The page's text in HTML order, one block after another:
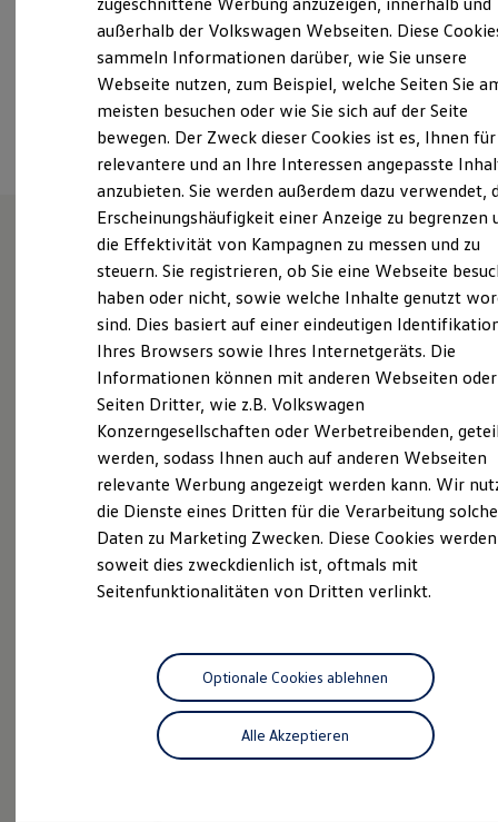
Service-Vorteile bei Volkswagen Nutzfahrzeuge
ServicePlus
Economy Service
Räder & Reifen Service
Ersatzfahrzeuge
Notdienst und Pannenhilfe
Software, Konnektivität & Apps
California App
VW Connect für Ihren Transporter/Caravelle
VW Connect für Ihren Amarok
VW Connect für andere Modelle
Fleet Interface Data
Multistop Pathfinder
Übersicht Software Updates
Digitales Bordbuch
Fahrerassistenz- und Sicherheitssysteme
Kontrollleuchten
Kurzfahrprofile und Ölverdünnung
Batterieverordnung
XTL-Dieselkraftstoff
Ersatzteile und Betriebsflüssigkeiten
Original Zubehör und Lifestyle Produkte
myVolkswagen
myVolkswagen Business
Elektrisch & Autonom
Unser Ansatz
Reichweitensimulator
Ladezeitensimulator
Ladelösungen für Privatkunden
Ladelösungen für Gewerbekunden
Wallbox und Ladekabel
Bidirektionales Laden
Ansprechpartner
Herzlich willkommen bei
Hahn
Als schwäbische Unternehmerfamilie mit über 100
Jahren Erfahrung wissen wir, wie wichtig es ist,
Tradition mit Innovation zu verbinden. An unseren 14
Volkswagen Nutzfahrzeuge Standorten in der Region
bieten wir Ihnen den perfekten Service rund um die
Marke Volkswagen Nutzfahrzeuge – immer mit dem
Anspruch, Ihre Erwartungen zu übertreffen.
Überzeugen Sie sich selbst und besuchen Sie unseren
Volkswagen Nutzfahrzeuge Standort Böblingen. Wir
Das sind unsere Leistungen
außerhalb der Volkswagen Webseiten. Diese
sammeln Informationen darüber, wie Sie unsere
Webseite nutzen, zum Beispiel, welche Seiten Sie
meisten besuchen oder wie Sie sich auf der Seite
bewegen. Der Zweck dieser Cookies ist es, Ihnen für
relevantere und an Ihre Interessen angepasste
anzubieten. Sie werden außerdem dazu verwendet,
Erscheinungshäufigkeit einer Anzeige zu begrenzen
die Effektivität von Kampagnen zu messen und zu
steuern. Sie registrieren, ob Sie eine Webseite
haben oder nicht, sowie welche Inhalte genutzt
sind. Dies basiert auf einer eindeutigen
Ihres Browsers sowie Ihres Internetgeräts. Die
Informationen können mit anderen Webseiten oder
Seiten Dritter, wie z.B. Volkswagen
Konzerngesellschaften oder Werbetreibenden,
werden, sodass Ihnen auch auf anderen Webseiten
relevante Werbung angezeigt werden kann. Wir
die Dienste eines Dritten für die Verarbeitung
Daten zu Marketing Zwecken. Diese Cookies
soweit dies zweckdienlich ist, oftmals mit
Seitenfunktionalitäten von Dritten verlinkt.
Alle Akzeptieren
Optionale Cookies ablehnen